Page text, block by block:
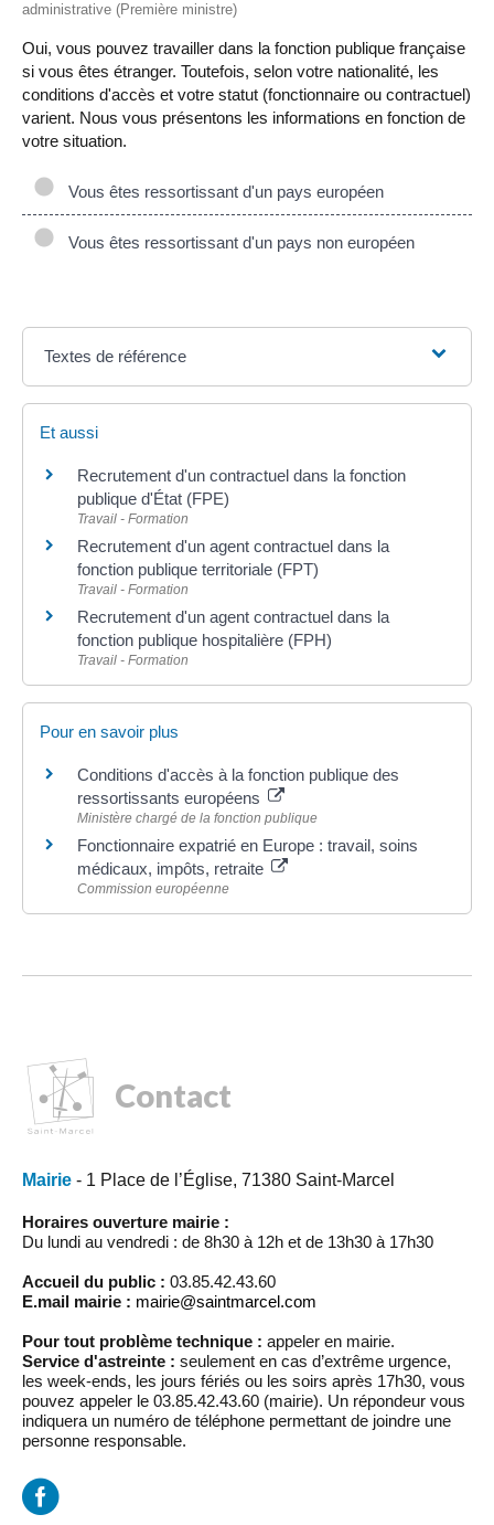
administrative (Première ministre)
Oui, vous pouvez travailler dans la fonction publique française
si vous êtes étranger. Toutefois, selon votre nationalité, les
conditions d'accès et votre statut (fonctionnaire ou contractuel)
varient. Nous vous présentons les informations en fonction de
votre situation.
Vous êtes ressortissant d'un pays européen
Vous êtes ressortissant d'un pays non européen
Textes de référence
Et aussi
Recrutement d'un contractuel dans la fonction
publique d'État (FPE)
Travail - Formation
Recrutement d'un agent contractuel dans la
fonction publique territoriale (FPT)
Travail - Formation
Recrutement d'un agent contractuel dans la
fonction publique hospitalière (FPH)
Travail - Formation
Pour en savoir plus
Conditions d'accès à la fonction publique des
ressortissants européens
Ministère chargé de la fonction publique
Fonctionnaire expatrié en Europe : travail, soins
médicaux, impôts, retraite
Commission européenne
Contact
Mairie - 1 Place de l’Église, 71380 Saint-Marcel
Horaires ouverture mairie :
Du lundi au vendredi : de 8h30 à 12h et de 13h30 à 17h30
Accueil du public : 03.85.42.43.60
E.mail mairie : mairie@saintmarcel.com
Pour tout problème technique : appeler en mairie.
Service d'astreinte : seulement en cas d’extrême urgence,
les week-ends, les jours fériés ou les soirs après 17h30, vous
pouvez appeler le 03.85.42.43.60 (mairie). Un répondeur vous
indiquera un numéro de téléphone permettant de joindre une
personne responsable.